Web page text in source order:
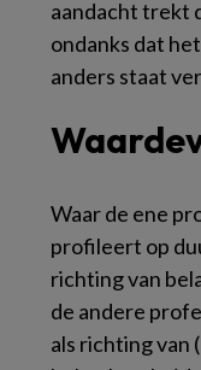
aandacht trekt
ondanks dat
anders staat
Waar de ene
profileert op
richting van
de andere
als richting van